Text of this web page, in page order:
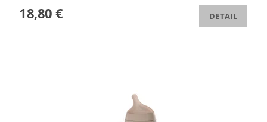
18,80 € DETAIL